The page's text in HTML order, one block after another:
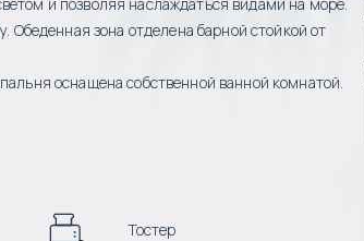
Обеденная зона отделена барной стойкой от
оснащена собственной ванной комнатой.
Тостер